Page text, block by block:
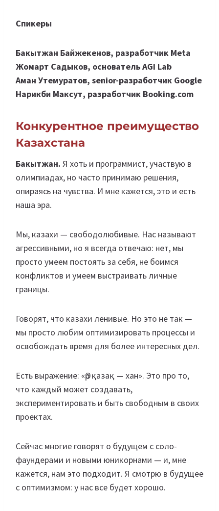
Спикеры
Бакытжан Байжекенов, разработчик Meta
Жомарт Садыков, основатель AGI Lab
Аман Утемуратов, senior-разработчик Google
Нарикби Максут, разработчик Booking.com
Конкурентное преимущество
Казахстана
Бакытжан. Я хоть и программист, участвую в
олимпиадах, но часто принимаю решения,
опираясь на чувства. И мне кажется, это и есть
наша эра.
Мы, казахи — свободолюбивые. Нас называют
агрессивными, но я всегда отвечаю: нет, мы
просто умеем постоять за себя, не боимся
конфликтов и умеем выстраивать личные
границы.
Говорят, что казахи ленивые. Но это не так —
мы просто любим оптимизировать процессы и
освобождать время для более интересных дел.
Есть выражение: «Әр қазақ — хан». Это про то,
что каждый может создавать,
экспериментировать и быть свободным в своих
проектах.
Сейчас многие говорят о будущем с соло-
фаундерами и новыми юникорнами — и, мне
кажется, нам это подходит. Я смотрю в будущее
с оптимизмом: у нас все будет хорошо.